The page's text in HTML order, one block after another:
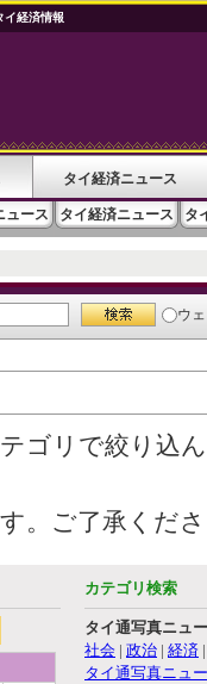
イ経済情報
タイ経済ニュース
ュース タイ経済ニュース タ
ウ
ゴリで絞り込
。ご了承くだ
カテゴリ検索
タイ通写真ニュ
社会 | 政治 | 経済
タイ通写真ニュ